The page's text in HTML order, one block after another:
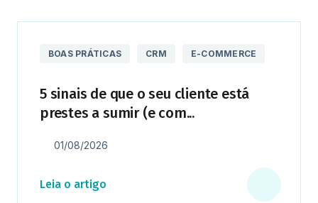
BOAS PRÁTICAS CRM E-COMMERCE
5 sinais de que o seu cliente está
prestes a sumir (e com...
01/08/2026
Leia o artigo